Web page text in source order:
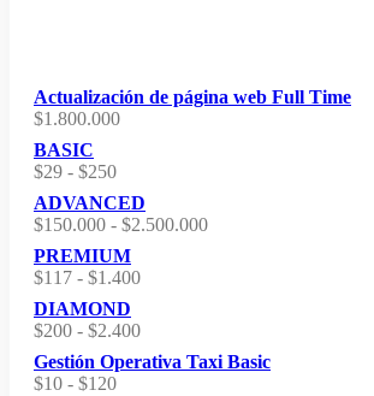
Actualización de página web Full Time
$1.800.000
BASIC
$29 - $250Rango
de
precios:
desde
$29
hasta
$250
ADVANCED
$150.000 - $2.500.000Rango
$2.500.000
PREMIUM
$117 - $1.400Rango
$117
DIAMOND
$200 - $2.400Rango
de
precios:
Gestión Operativa Taxi Basic
$10 - $120Rango